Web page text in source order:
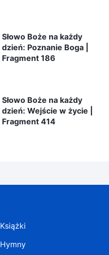
Słowo Boże na każdy
dzień: Poznanie Boga |
Fragment 186
Słowo Boże na każdy
dzień: Wejście w życie |
Fragment 414
Książki
Hymny